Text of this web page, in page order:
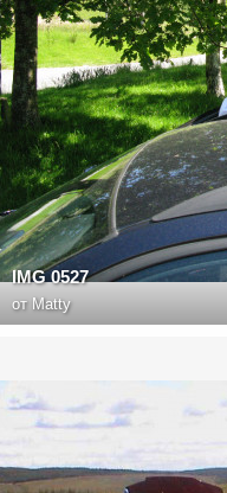
IMG 0527
от Matty